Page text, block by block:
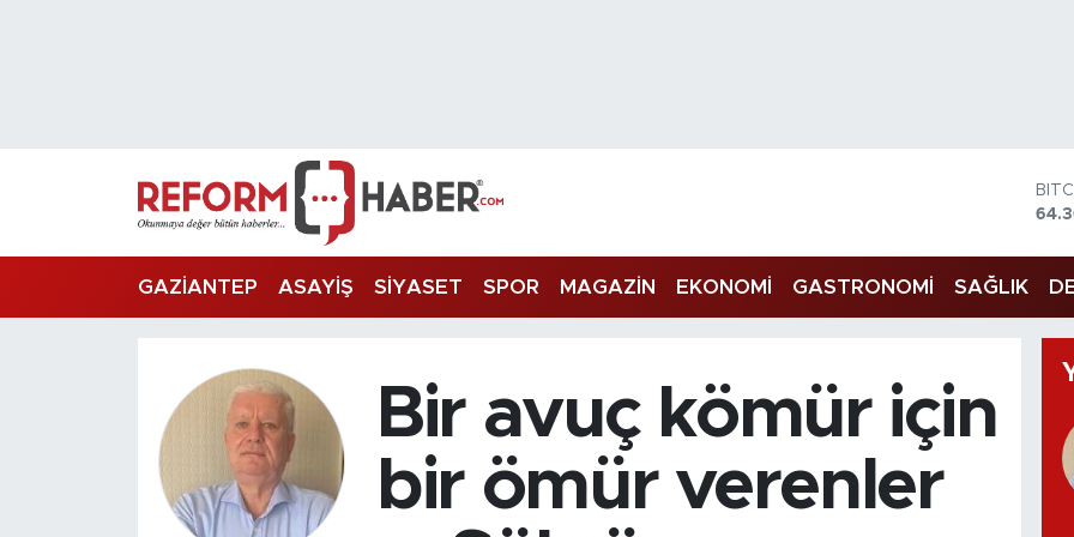
GAZİANTEP ASAYİŞ SİYASET SPOR MAGAZİN EKONOMİ GASTRONOMİ SAĞLIK
Bir avuç kömür için
bir ömür verenler
Trafik Durumu
Süper Lig Puan Durumu ve Fikstür
Son Dakika Haberleri
Haber Arşivi